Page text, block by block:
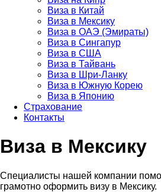
Виза в Китай
Виза в Мексику
Виза в ОАЭ (Эмираты)
Виза в Сингапур
Виза в США
Виза в Тайвань
Виза в Шри-Ланку
Виза в Южную Корею
Виза в Японию
Страхование
Контакты
Виза в Мексику
Специалисты нашей компании
грамотно оформить визу в Мексику.